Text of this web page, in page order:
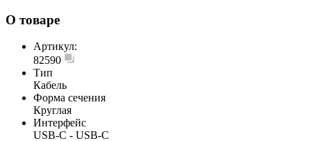
О товаре
Артикул:
82590
Тип
Кабель
Форма сечения
Круглая
Интерфейс
USB-C - USB-C